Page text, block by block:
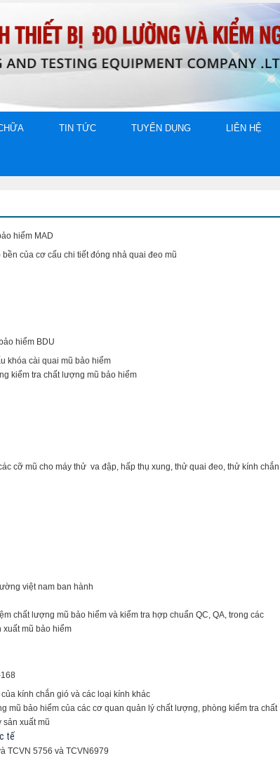
TIN TỨC TUYỂN DỤNG LIÊN HỆ
hiểm MAD
của cơ cấu chi tiết đóng nhả quai đeo mũ
hiểm BDU
khóa cài quai mũ bảo hiểm
kiểm tra chất lượng mũ bảo hiểm
cỡ mũ cho máy thử va đập, hấp thụ xung, thử quai đeo, thử kính chắn
việt nam ban hành
chất lượng mũ bảo hiểm và kiểm tra hợp chuẩn QC, QA, trong các
mũ bảo hiểm
kính chắn gió và các loại kính khác
bảo hiểm của các cơ quan quản lý chất lượng, phòng kiểm tra chất
xuất mũ
tế
TCVN 5756 và TCVN6979